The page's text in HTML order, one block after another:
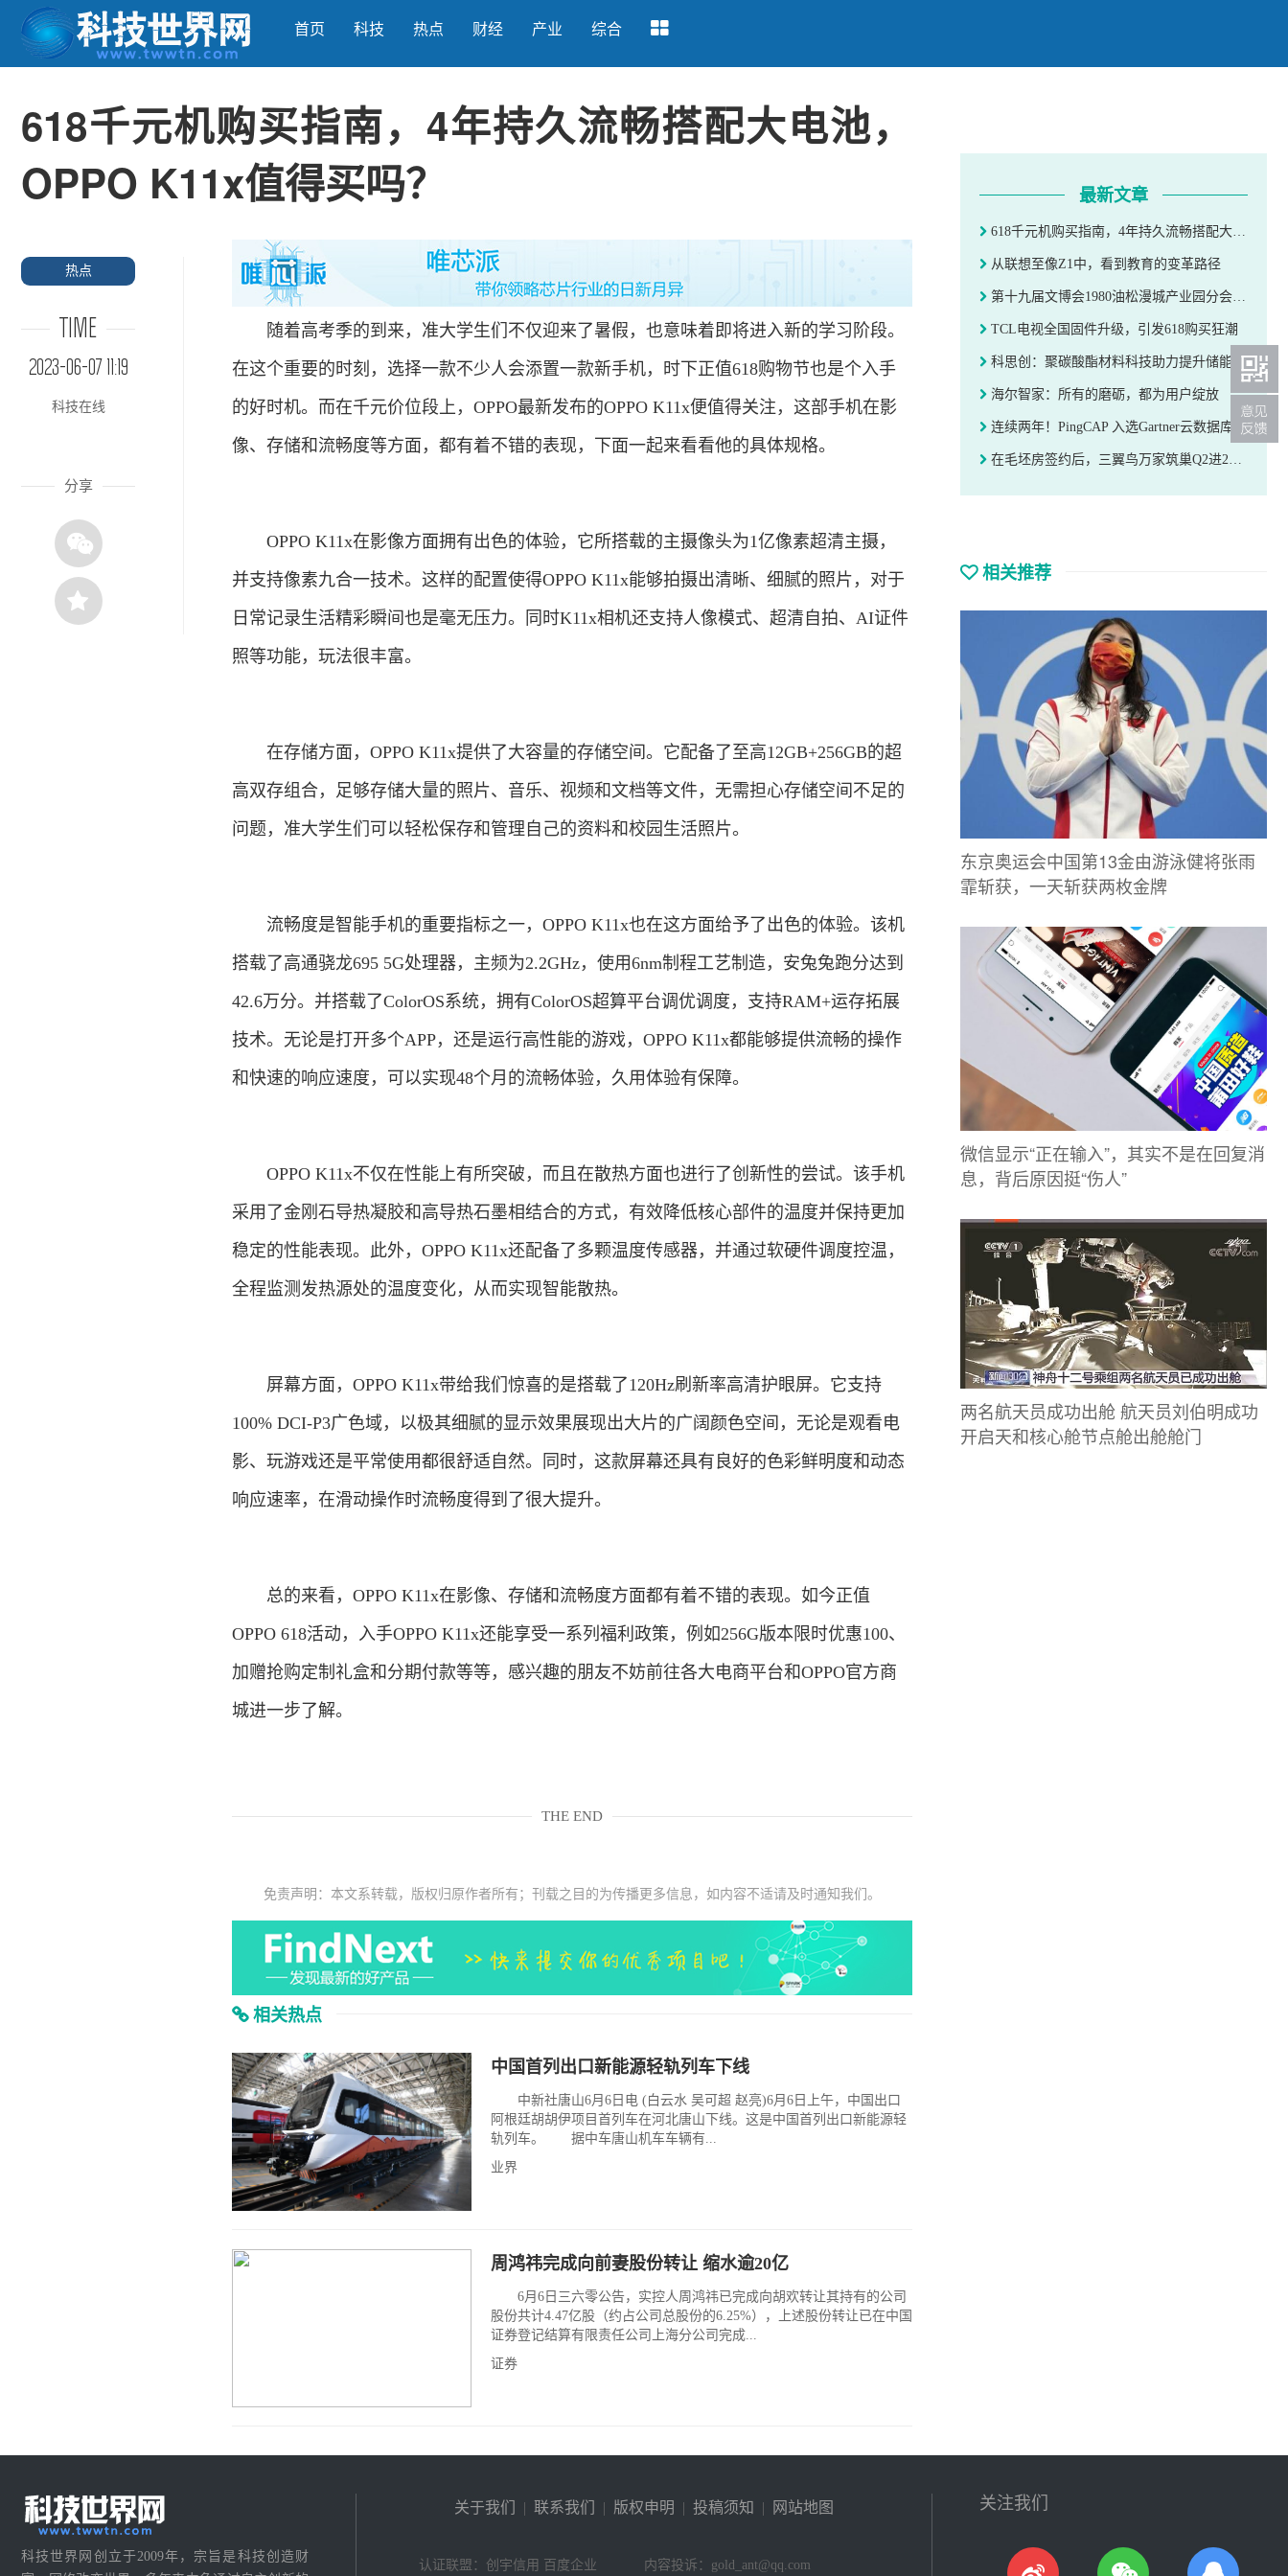
首页 科技 热点 财经 产业 综合
618千元机购买指南，4年持久流畅搭配大电池，
OPPO K11x值得买吗？
热点
TIME
2023-06-07 11:19
科技在线
分享
随着高考季的到来，准大学生们不仅迎来了暑假，也意味着即将进入新的学习阶段。
在这个重要的时刻，选择一款不少人会添置一款新手机，时下正值618购物节也是个入手
的好时机。而在千元价位段上，OPPO最新发布的OPPO K11x便值得关注，这部手机在影
像、存储和流畅度等方面，都有着不错的表现，下面一起来看看他的具体规格。
OPPO K11x在影像方面拥有出色的体验，它所搭载的主摄像头为1亿像素超清主摄，
并支持像素九合一技术。这样的配置使得OPPO K11x能够拍摄出清晰、细腻的照片，对于
日常记录生活精彩瞬间也是毫无压力。同时K11x相机还支持人像模式、超清自拍、AI证件
照等功能，玩法很丰富。
在存储方面，OPPO K11x提供了大容量的存储空间。它配备了至高12GB+256GB的超
高双存组合，足够存储大量的照片、音乐、视频和文档等文件，无需担心存储空间不足的
问题，准大学生们可以轻松保存和管理自己的资料和校园生活照片。
流畅度是智能手机的重要指标之一，OPPO K11x也在这方面给予了出色的体验。该机
搭载了高通骁龙695 5G处理器，主频为2.2GHz，使用6nm制程工艺制造，安兔兔跑分达到
42.6万分。并搭载了ColorOS系统，拥有ColorOS超算平台调优调度，支持RAM+运存拓展
技术。无论是打开多个APP，还是运行高性能的游戏，OPPO K11x都能够提供流畅的操作
和快速的响应速度，可以实现48个月的流畅体验，久用体验有保障。
OPPO K11x不仅在性能上有所突破，而且在散热方面也进行了创新性的尝试。该手机
采用了金刚石导热凝胶和高导热石墨相结合的方式，有效降低核心部件的温度并保持更加
稳定的性能表现。此外，OPPO K11x还配备了多颗温度传感器，并通过软硬件调度控温，
全程监测发热源处的温度变化，从而实现智能散热。
屏幕方面，OPPO K11x带给我们惊喜的是搭载了120Hz刷新率高清护眼屏。它支持
100% DCI-P3广色域，以极其细腻的显示效果展现出大片的广阔颜色空间，无论是观看电
影、玩游戏还是平常使用都很舒适自然。同时，这款屏幕还具有良好的色彩鲜明度和动态
响应速率，在滑动操作时流畅度得到了很大提升。
总的来看，OPPO K11x在影像、存储和流畅度方面都有着不错的表现。如今正值
OPPO 618活动，入手OPPO K11x还能享受一系列福利政策，例如256G版本限时优惠100、
加赠抢购定制礼盒和分期付款等等，感兴趣的朋友不妨前往各大电商平台和OPPO官方商
城进一步了解。
THE END
免责声明：本文系转载，版权归原作者所有；刊载之目的为传播更多信息，如内容不适请及时通知我们。
相关热点
中国首列出口新能源轻轨列车下线
中新社唐山6月6日电 (白云水 吴可超 赵亮)6月6日上午，中国出口
阿根廷胡胡伊项目首列车在河北唐山下线。这是中国首列出口新能源轻
轨列车。 据中车唐山机车车辆有...
业界
周鸿祎完成向前妻股份转让 缩水逾20亿
6月6日三六零公告，实控人周鸿祎已完成向胡欢转让其持有的公司
股份共计4.47亿股（约占公司总股份的6.25%），上述股份转让已在中国
证券登记结算有限责任公司上海分公司完成...
证券
最新文章
618千元机购买指南，4年持久流畅搭配大电池，OPPO K11x值得买吗？
从联想至像Z1中，看到教育的变革路径
第十九届文博会1980油松漫城产业园分会场盛大开幕
TCL电视全国固件升级，引发618购买狂潮
科思创：聚碳酸酯材料科技助力提升储能设备性能
海尔智家：所有的磨砺，都为用户绽放
连续两年！PingCAP 入选Gartner云数据库“客户之声”，获评“卓越表现者”最高分
在毛坯房签约后，三翼鸟万家筑巢Q2进2000小区
相关推荐
东京奥运会中国第13金由游泳健将张雨
霏斩获，一天斩获两枚金牌
微信显示“正在输入”，其实不是在回复消
息，背后原因挺“伤人”
两名航天员成功出舱 航天员刘伯明成功
开启天和核心舱节点舱出舱舱门
科技世界网创立于2009年，宗旨是科技创造财
关于我们 | 联系我们 | 版权申明 | 投稿须知 | 网站地图
认证联盟：创宇信用 百度企业 内容投诉：gold_ant@qq.com
关注我们